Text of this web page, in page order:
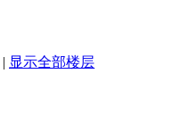
| 显示全部楼层